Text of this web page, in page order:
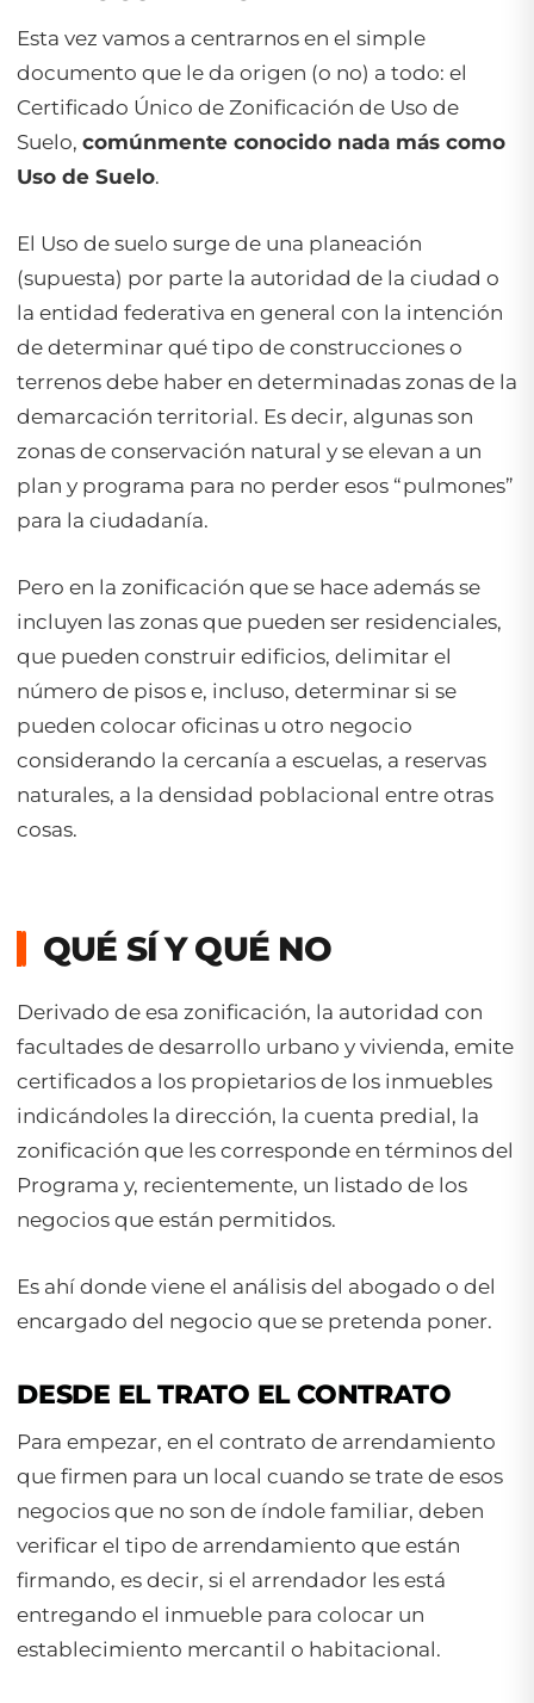
Esta vez vamos a centrarnos en el simple
documento que le da origen (o no) a todo: el
Certificado Único de Zonificación de Uso de
Suelo, comúnmente conocido nada más como
Uso de Suelo.
El Uso de suelo surge de una planeación
(supuesta) por parte la autoridad de la ciudad o
la entidad federativa en general con la intención
de determinar qué tipo de construcciones o
terrenos debe haber en determinadas zonas de la
demarcación territorial. Es decir, algunas son
zonas de conservación natural y se elevan a un
plan y programa para no perder esos “pulmones”
para la ciudadanía.
Pero en la zonificación que se hace además se
incluyen las zonas que pueden ser residenciales,
que pueden construir edificios, delimitar el
número de pisos e, incluso, determinar si se
pueden colocar oficinas u otro negocio
considerando la cercanía a escuelas, a reservas
naturales, a la densidad poblacional entre otras
cosas.
QUÉ SÍ Y QUÉ NO
Derivado de esa zonificación, la autoridad con
facultades de desarrollo urbano y vivienda, emite
certificados a los propietarios de los inmuebles
indicándoles la dirección, la cuenta predial, la
zonificación que les corresponde en términos del
Programa y, recientemente, un listado de los
negocios que están permitidos.
Es ahí donde viene el análisis del abogado o del
encargado del negocio que se pretenda poner.
DESDE EL TRATO EL CONTRATO
Para empezar, en el contrato de arrendamiento
que firmen para un local cuando se trate de esos
negocios que no son de índole familiar, deben
verificar el tipo de arrendamiento que están
firmando, es decir, si el arrendador les está
entregando el inmueble para colocar un
establecimiento mercantil o habitacional.